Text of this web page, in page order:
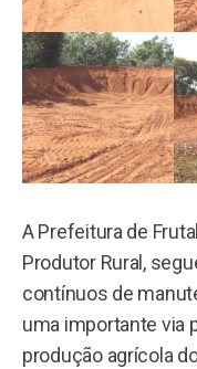
A Prefeitura de
Produtor Rural,
contínuos de
uma importante via
produção agrícola